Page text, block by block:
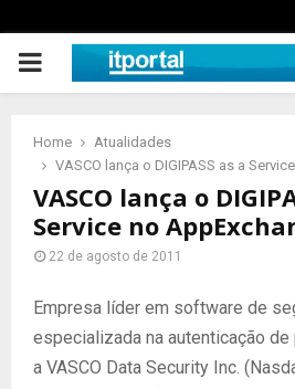
PRIMARY
Home
Atualidades
VASCO lança o DIGIPASS as a
VASCO lança o
Service no
22 de agosto de 2011
Empresa líder em software de
especializada na autenticação
a VASCO Data Security Inc.